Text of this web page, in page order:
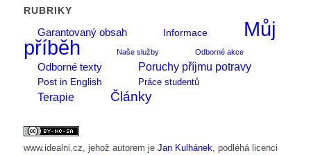
RUBRIKY
Garantovaný obsah
Informace
Můj
příběh
Naše služby Odborné akce
Odborné texty Poruchy příjmu potravy
Post in English Práce studentů
Terapie Články
www.idealni.cz , jehož autorem je Jan Kulhánek , podléhá licenci